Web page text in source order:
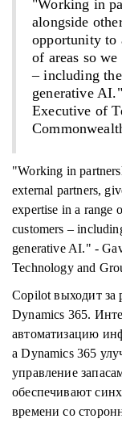
"Working in
alongside
opportunity to
of areas so
– including
generative
Executive of
"Working in
external partners,
expertise in a range
customers –
generative AI." -
Technology and
Copilot выходит за
Dynamics 365.
автоматизацию
а Dynamics 365
управление
обеспечивают
времени со